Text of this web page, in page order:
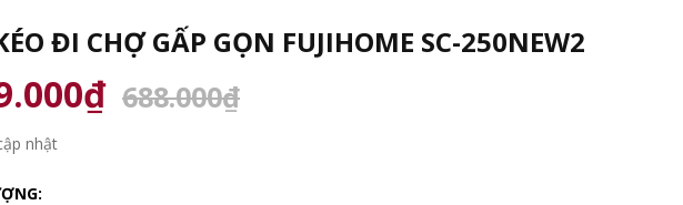
ĐI CHỢ GẤP GỌN FUJIHOME SC-250NEW2
688.000₫
nhật